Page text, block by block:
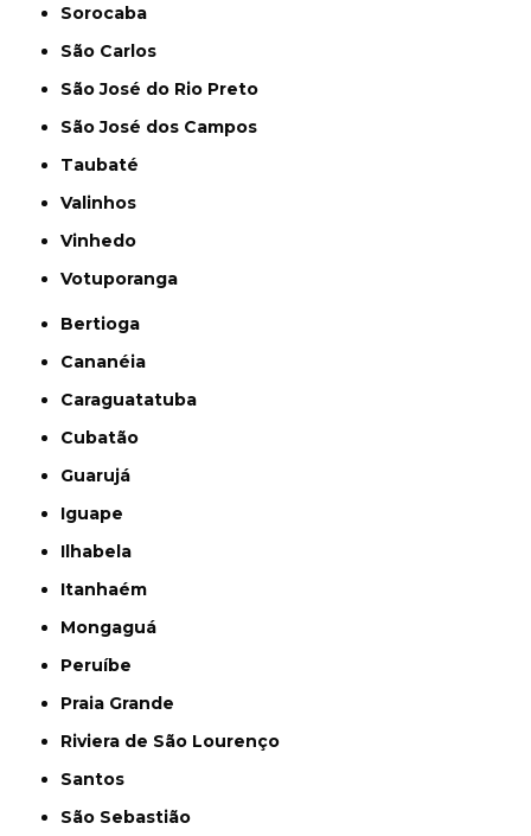
Sorocaba
São Carlos
São José do Rio Preto
São José dos Campos
Taubaté
Valinhos
Vinhedo
Votuporanga
Bertioga
Cananéia
Caraguatatuba
Cubatão
Guarujá
Iguape
Ilhabela
Itanhaém
Mongaguá
Peruíbe
Praia Grande
Riviera de São Lourenço
Santos
São Sebastião